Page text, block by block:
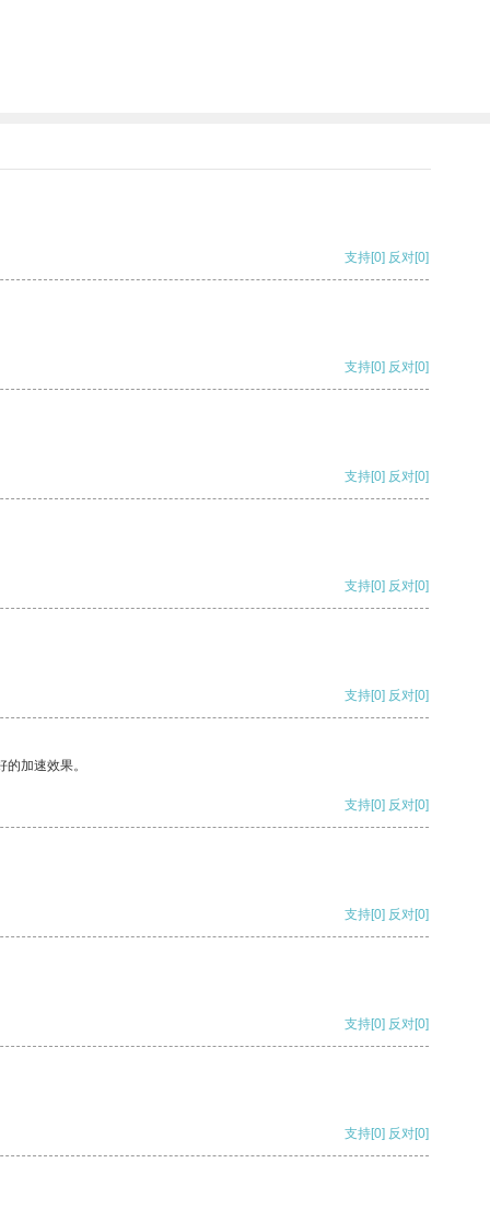
支持[0] 反对[0]
支持[0] 反对[0]
支持[0] 反对[0]
支持[0] 反对[0]
支持[0] 反对[0]
加速效果。
支持[0] 反对[0]
支持[0] 反对[0]
支持[0] 反对[0]
支持[0] 反对[0]